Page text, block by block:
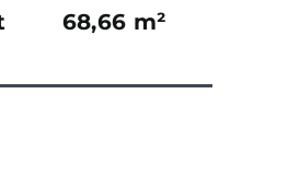
68,66 m²